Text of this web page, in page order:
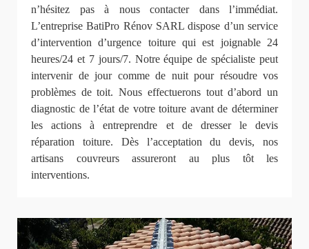
n’hésitez pas à nous contacter dans l’immédiat.
L’entreprise BatiPro Rénov SARL dispose d’un service
d’intervention d’urgence toiture qui est joignable 24
heures/24 et 7 jours/7. Notre équipe de spécialiste peut
intervenir de jour comme de nuit pour résoudre vos
problèmes de toit. Nous effectuerons tout d’abord un
diagnostic de l’état de votre toiture avant de déterminer
les actions à entreprendre et de dresser le devis
réparation toiture. Dès l’acceptation du devis, nos
artisans couvreurs assureront au plus tôt les
interventions.